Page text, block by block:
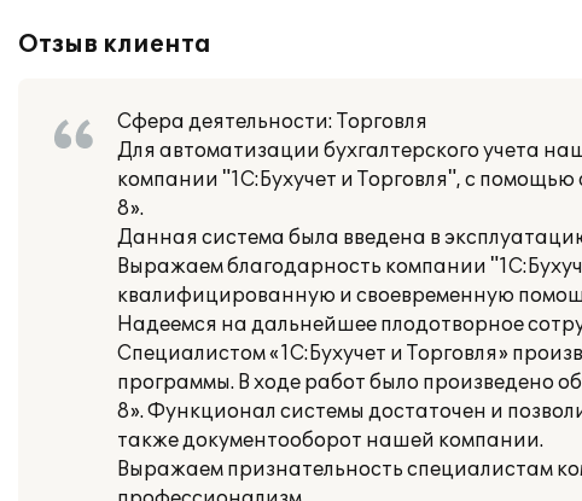
Отзыв клиента
Сфера деятельности: Торговля
Для автоматизации бухгалтерского учета
компании "1С:Бухучет и Торговля", с
8».
Данная система была введена в
Выражаем благодарность компании
квалифицированную и своевременную
Надеемся на дальнейшее плодотворное
Специалистом «1С:Бухучет и Торговля»
программы. В ходе работ было произведено
8». Функционал системы достаточен и
также документооборот нашей компании.
Выражаем признательность специалистам